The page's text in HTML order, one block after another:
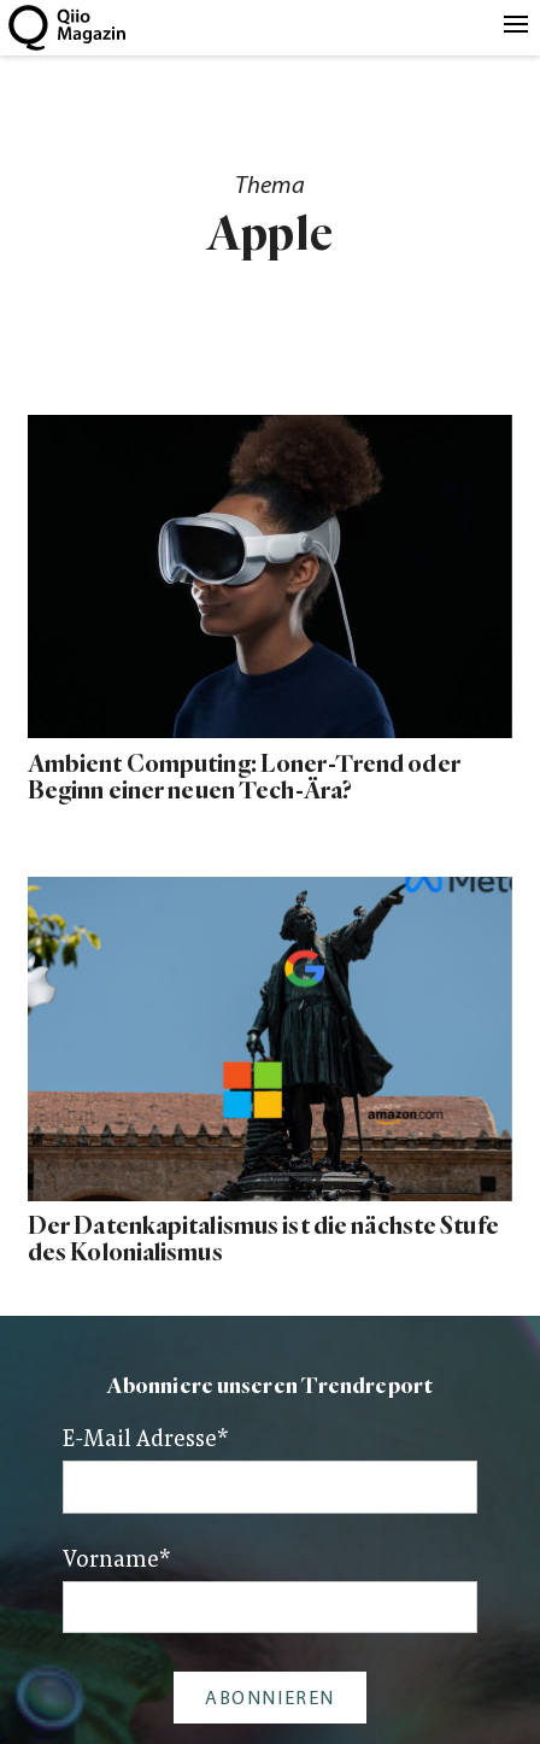
Thema
Apple
Ambient Computing: Loner-Trend oder
Beginn einer neuen Tech-Ära?
Der Datenkapitalismus ist die nächste Stufe
des Kolonialismus
Abonniere unseren Trendreport
E-Mail Adresse*
Vorname*